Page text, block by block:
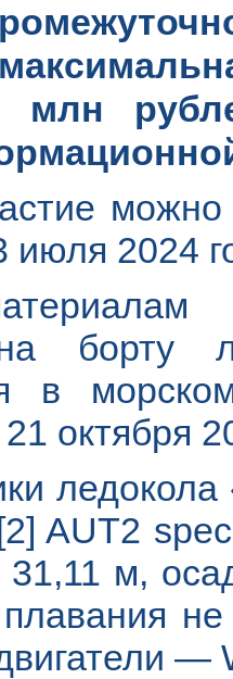
млн
июля 2024
борту
в
октября
AUT2
м,
плавания